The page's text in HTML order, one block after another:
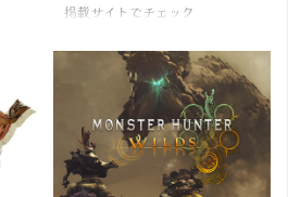
掲載サイトでチェック